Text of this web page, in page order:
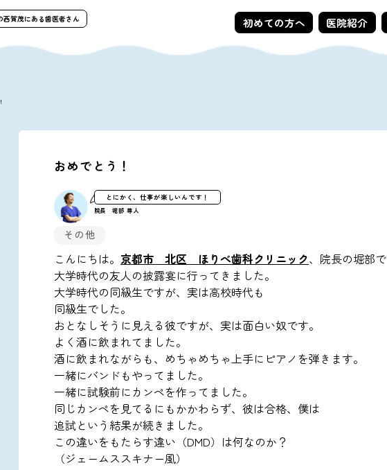
西賀茂にある歯医者さん 初めての方へ 医院紹介
おめでとう！
とにかく、仕事が楽しいんです！
院長 堀部 尊人
その他
こんにちは。 京都市 北区 ほりべ歯科クリニック、院長の堀部で
大学時代の友人の披露宴に行ってきました。
大学時代の同級生ですが、実は高校時代も
同級生でした。
おとなしそうに見える彼ですが、実は面白い奴です。
よく酒に飲まれてました。
酒に飲まれながらも、めちゃめちゃ上手にピアノを弾きます。
一緒にバンドもやってました。
一緒に試験前にカンペを作ってました。
同じカンペを見てるにもかかわらず、彼は合格、僕は
追試という結果が続きました。
この違いをもたらす違い（DMD）は何なのか？
（ジェームススキナー風）